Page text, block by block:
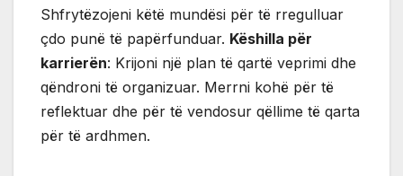
Shfrytëzojeni këtë mundësi për të rregulluar
çdo punë të papërfunduar. Këshilla për
karrierën: Krijoni një plan të qartë veprimi dhe
qëndroni të organizuar. Merrni kohë për të
reflektuar dhe për të vendosur qëllime të qarta
për të ardhmen.